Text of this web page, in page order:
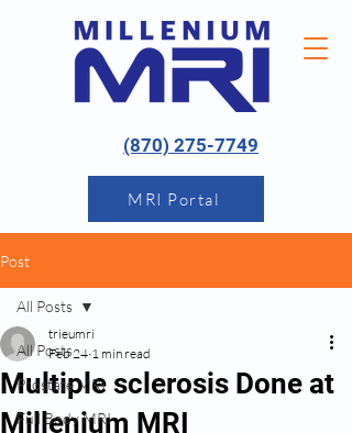
(870) 275-7749
MRI Portal
Post
All Posts
Prostate MRI
Full Body MRI
All Posts
Multiple sclerosis Done at
Millenium MRI
trieumri
Feb 24 1 min read